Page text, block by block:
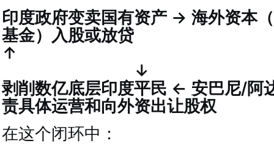
印度政府变卖国有资产 → 海外资本
基金）入股或放贷
↓
剥削数亿底层印度平民 ← 安巴尼/阿
责具体运营和向外资出让股权
在这个闭环中：